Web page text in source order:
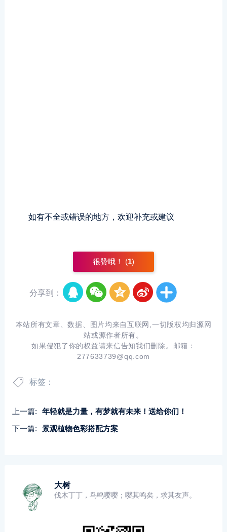
如有不全或错误的地方，欢迎补充或建议
很赞哦！ (1)
分享到：
本站所有文章、数据、图片均来自互联网,一切版权均归源网
站或源作者所有。
如果侵犯了你的权益请来信告知我们删除。邮箱：
277633739@qq.com
标签：
上一篇:
年轻就是力量，有梦就有未来！送给你们！
下一篇:
景观植物色彩搭配方案
大树
伐木丁丁，鸟鸣嘤嘤；嘤其鸣矣，求其友声。